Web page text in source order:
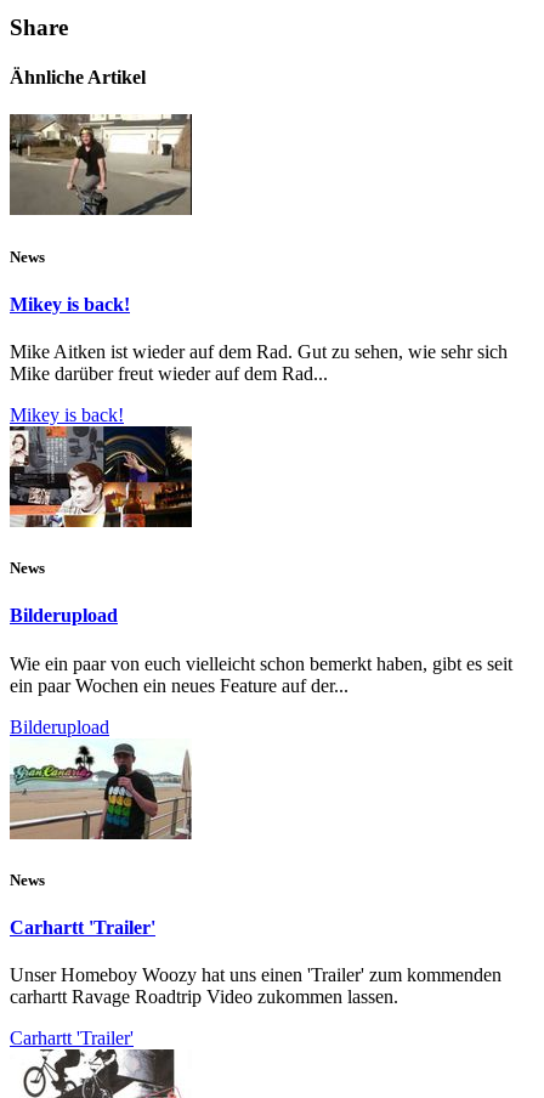
Share
Ähnliche Artikel
News
Mikey is back!
Mike Aitken ist wieder auf dem Rad. Gut zu sehen, wie sehr sich
Mike darüber freut wieder auf dem Rad...
Mikey is back!
News
Bilderupload
Wie ein paar von euch vielleicht schon bemerkt haben, gibt es seit
ein paar Wochen ein neues Feature auf der...
Bilderupload
News
Carhartt 'Trailer'
Unser Homeboy Woozy hat uns einen 'Trailer' zum kommenden
carhartt Ravage Roadtrip Video zukommen lassen.
Carhartt 'Trailer'